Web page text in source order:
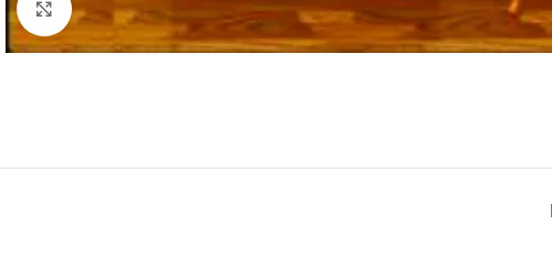
Click to enlarge